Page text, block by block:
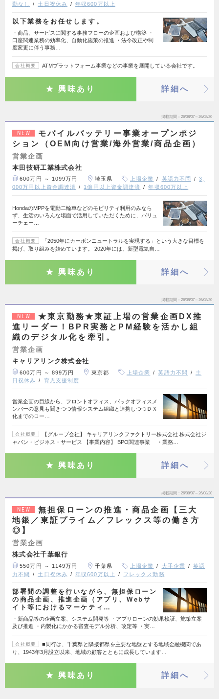
勤なし
土日祝休み 年収600万以上
以下業務をお任せします。
・商品、サービスに関する事務フローの企画および構築 ・
口座関連業務の効率化、自動化施策の推進 ・法令改正や制
度変更に伴う事務…
会社概要 ATMプラットフォーム事業などの事業を展開している会社です。
興味あり 詳細へ
掲載期間 26/08/07～26/08/20
NEW
モバイルバッテリー事業オープンポジ
ション（OEM向け営業/海外営業/商品企画）
営業企画
本田技研工業株式会社
600万円 ～ 1099万円 埼玉県 上場企業 英語力不問
3,
000万円以上資金調達済
1億円以上資金調達済 年収600万以上
HondaのMPPを電動二輪車などのモビリティ利用のみなら
ず、生活のいろんな場面で活用していただくために、バリュ
ーチェー…
会社概要
「2050年にカーボンニュートラルを実現する」という大きな目標を
掲げ、取り組みを始めています。 2020年には、新型電気自…
興味あり 詳細へ
掲載期間 26/08/07～26/08/20
NEW
★東京勤務★東証上場の営業企画DX推
進リーダー！BPR実務とPM経験を活かし組
織のデジタル化を牽引。
営業企画
キャリアリンク株式会社
600万円 ～ 899万円 東京都 上場企業 英語力不問
土
日祝休み
育児支援制度
営業企画の目線から、フロントオフィス、バックオフィスメ
ンバーの意見も聞きつつ情報システム組織と連携しつつＤＸ
化までのロー…
会社概要
【グループ会社】 キャリアリンクファクトリー株式会社 株式会社ジ
ャパン・ビジネス・サービス 【事業内容】 BPO関連事業 ・業務…
興味あり 詳細へ
掲載期間 26/08/07～26/08/20
NEW
無担保ローンの推進・商品企画【三大
地銀／東証プライム／フレックス等の働き方
◎】
営業企画
株式会社千葉銀行
550万円 ～ 1149万円 千葉県 上場企業 大手企業
英語
力不問
土日祝休み 年収600万以上 フレックス勤務
部署間の調整を行いながら、無担保ローン
の商品企画、推進企画（アプリ、Webサ
イト等におけるマーケティ…
・新商品等の企画立案、システム開発等 ・アプリローンの効果検証、施策立案
及び推進 ・内製化にかかる審査モデル分析、改定等 ・実…
会社概要
■同行は、千葉県と隣接都県を主要な地盤とする地域金融機関であ
り、1943年3月設立以来、地域の顧客とともに成長しています…
興味あり 詳細へ